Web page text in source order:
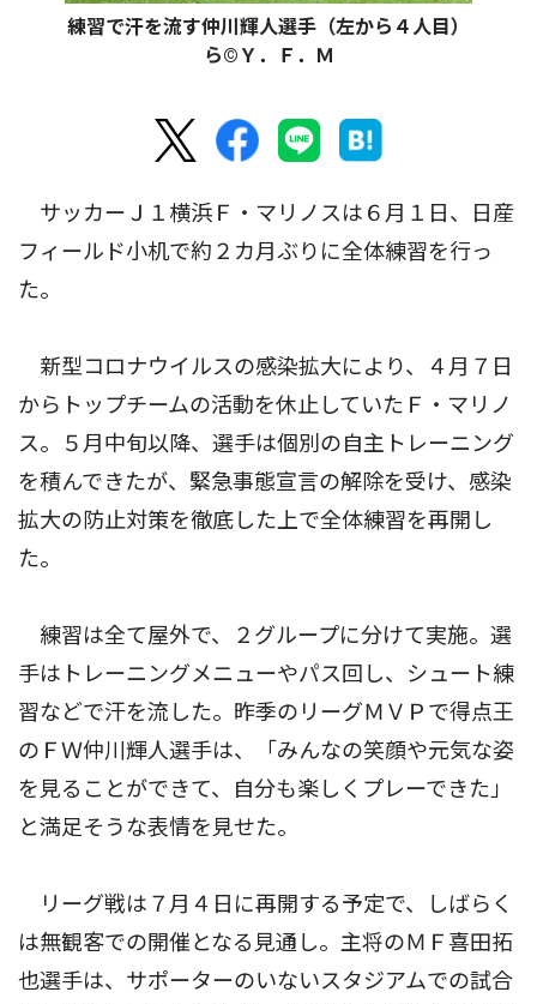
練習で汗を流す仲川輝人選手（左から４人目）
ら©Ｙ．Ｆ．Ｍ
サッカーＪ１横浜Ｆ・マリノスは６月１日、日産
フィールド小机で約２カ月ぶりに全体練習を行っ
た。
新型コロナウイルスの感染拡大により、４月７日
からトップチームの活動を休止していたＦ・マリノ
ス。５月中旬以降、選手は個別の自主トレーニング
を積んできたが、緊急事態宣言の解除を受け、感染
拡大の防止対策を徹底した上で全体練習を再開し
た。
練習は全て屋外で、２グループに分けて実施。選
手はトレーニングメニューやパス回し、シュート練
習などで汗を流した。昨季のリーグＭＶＰで得点王
のＦＷ仲川輝人選手は、「みんなの笑顔や元気な姿
を見ることができて、自分も楽しくプレーできた」
と満足そうな表情を見せた。
リーグ戦は７月４日に再開する予定で、しばらく
は無観客での開催となる見通し。主将のＭＦ喜田拓
也選手は、サポーターのいないスタジアムでの試合